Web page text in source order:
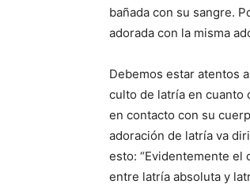
bañada con su sangre.
adorada con la misma
Debemos estar atentos
culto de latría en cuanto
en contacto con su
adoración de latría va
esto: “Evidentemente el
entre latría absoluta y